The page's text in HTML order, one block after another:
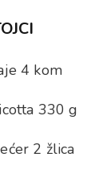
4 kom
330 g
2 žlica